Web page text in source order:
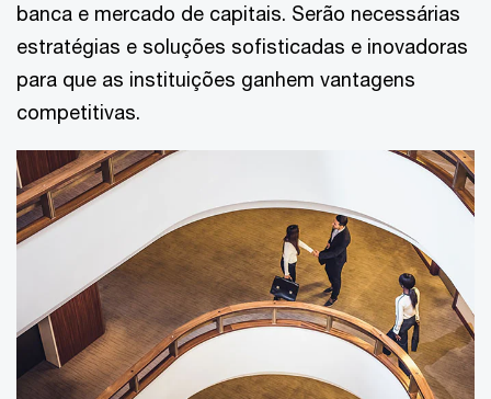
banca e mercado de capitais. Serão necessárias
estratégias e soluções sofisticadas e inovadoras
para que as instituições ganhem vantagens
competitivas.